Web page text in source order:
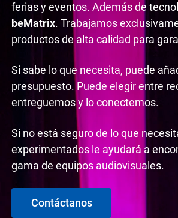
ferias y eventos. Además de
beMatrix. Trabajamos
productos de alta calidad para
Si sabe lo que necesita, puede
presupuesto. Puede elegir entre
entreguemos y lo conectemos.
Si no está seguro de lo que
experimentados le ayudará a
gama de equipos audiovisuales.
Contáctanos